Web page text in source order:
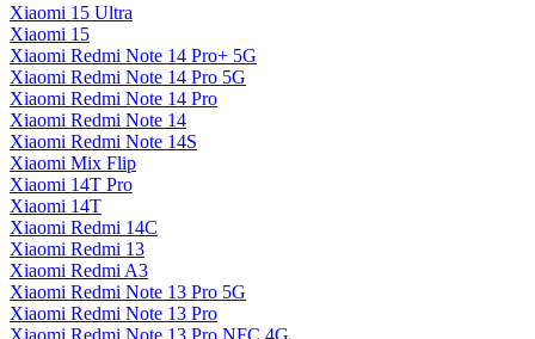
Xiaomi 15 Ultra
Xiaomi 15
Xiaomi Redmi Note 14 Pro+ 5G
Xiaomi Redmi Note 14 Pro 5G
Xiaomi Redmi Note 14 Pro
Xiaomi Redmi Note 14
Xiaomi Redmi Note 14S
Xiaomi Mix Flip
Xiaomi 14T Pro
Xiaomi 14T
Xiaomi Redmi 14C
Xiaomi Redmi 13
Xiaomi Redmi A3
Xiaomi Redmi Note 13 Pro 5G
Xiaomi Redmi Note 13 Pro
Xiaomi Redmi Note 13 Pro NFC 4G